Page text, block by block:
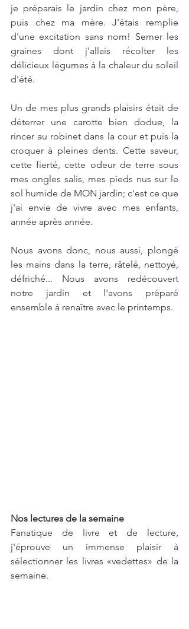
je préparais le jardin chez mon père,
puis chez ma mère. J'étais remplie
d'une excitation sans nom! Semer les
graines dont j'allais récolter les
délicieux légumes à la chaleur du soleil
d'été.
Un de mes plus grands plaisirs était de
déterrer une carotte bien dodue, la
rincer au robinet dans la cour et puis la
croquer à pleines dents. Cette saveur,
cette fierté, cette odeur de terre sous
mes ongles salis, mes pieds nus sur le
sol humide de MON jardin; c'est ce que
j'ai envie de vivre avec mes enfants,
année après année.
Nous avons donc, nous aussi, plongé
les mains dans la terre, râtelé, nettoyé,
défriché... Nous avons redécouvert
notre jardin et l'avons préparé
ensemble à renaître avec le printemps.
Nos lectures de la semaine
Fanatique de livre et de lecture,
j'éprouve un immense plaisir à
sélectionner les livres «vedettes» de la
semaine.